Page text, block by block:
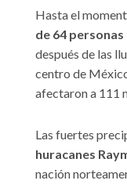
Hasta el
de 64
después de las
centro de
afectaron a 111
Las fuertes
huracanes
nación